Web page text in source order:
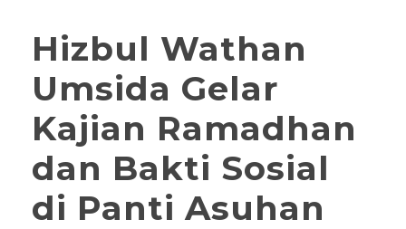
Hizbul Wathan
Umsida Gelar
Kajian Ramadhan
dan Bakti Sosial
di Panti Asuhan